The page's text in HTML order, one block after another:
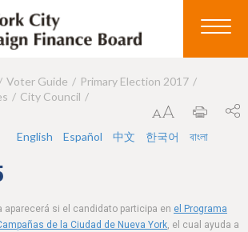
Voter Guide
Primary Election 2017
City Council
English Español 中文 한국어 বাংলা
aparecerá si el candidato participa en el Programa
de la Ciudad de Nueva York, el cual ayuda a